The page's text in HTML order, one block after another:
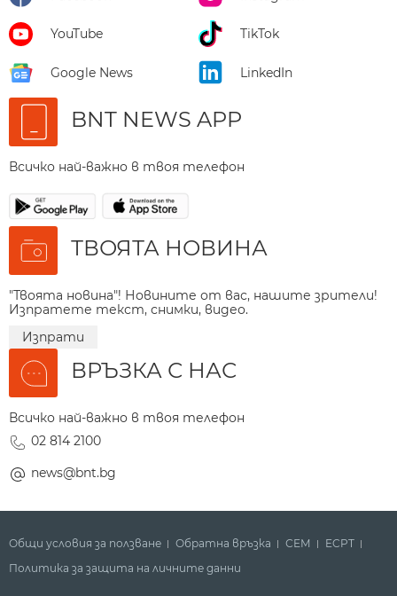
YouTube TikTok
Google News LinkedIn
BNT NEWS APP
Всичко най-важно в твоя телефон
ТВОЯТА НОВИНА
"Твоята новина"! Новините от вас, нашите зрители!
Изпратете текст, снимки, видео.
Изпрати
ВРЪЗКА С НАС
Всичко най-важно в твоя телефон
02 814 2100
news@bnt.bg
Общи условия за ползване Обратна връзка СЕМ
ECPT
Политика за защита на личните данни